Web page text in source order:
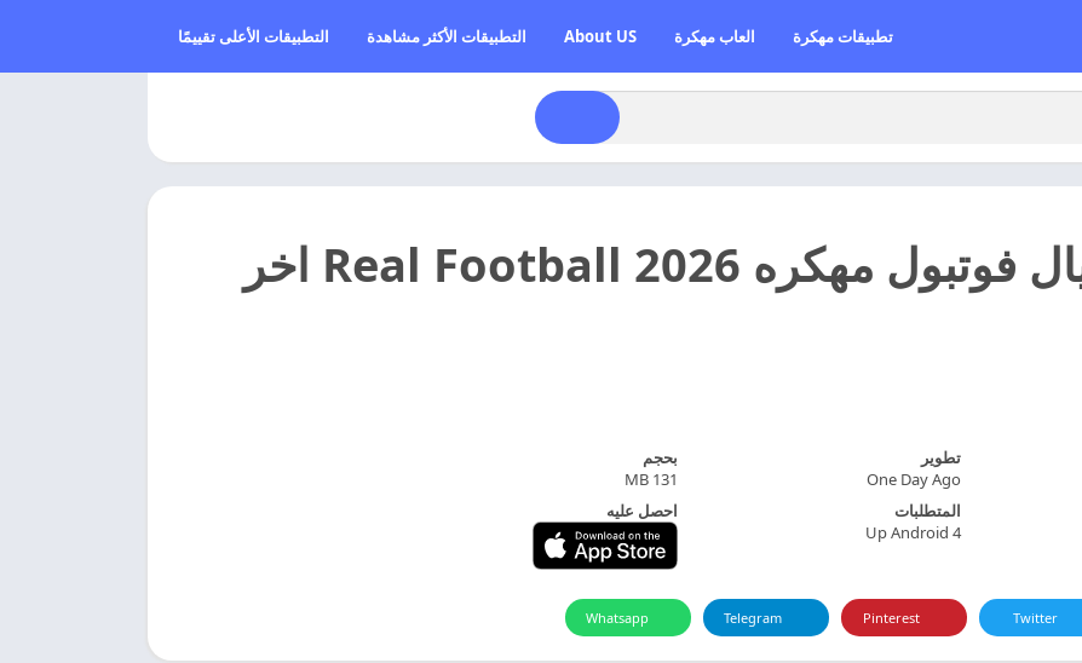
تطبيقات مهكرة العاب مهكرة About US التطبيقات الأكثر مشاهدة التطبيقات الأعلى تقييمًا
تحميل ريال فوتبول مهكره 2026 Real Football اخر
تطوير
One Day Ago
بحجم
131 MB
المتطلبات
Up Android 4
احصل عليه
Twitter
Pinterest
Telegram
Whatsapp